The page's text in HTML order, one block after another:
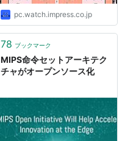
pc.watch.impress.co.jp
78 ブックマーク
MIPS命令セットアーキテク
チャがオープンソース化